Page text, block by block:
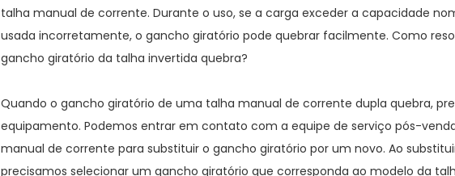
talha manual de corrente. Durante o uso, se a carga exceder a capacidade
usada incorretamente, o gancho giratório pode quebrar facilmente. Como
gancho giratório da talha invertida quebra?
Quando o gancho giratório de uma talha manual de corrente dupla quebra,
equipamento. Podemos entrar em contato com a equipe de serviço pós-
manual de corrente para substituir o gancho giratório por um novo. Ao
precisamos selecionar um gancho giratório que corresponda ao modelo da